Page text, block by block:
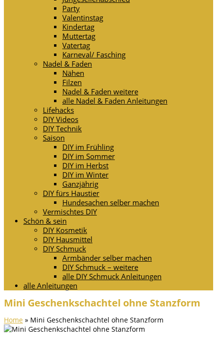
Party
Valentinstag
Kindertag
Muttertag
Vatertag
Karneval/ Fasching
Nadel & Faden
Nähen
Filzen
Nadel & Faden weitere
alle Nadel & Faden Anleitungen
Lifehacks
DIY Videos
DIY Technik
Saison
DIY im Frühling
DIY im Sommer
DIY im Herbst
DIY im Winter
Ganzjährig
DIY fürs Haustier
Hundesachen selber machen
Vermischtes DIY
Schön & sein
DIY Kosmetik
DIY Hausmittel
DIY Schmuck
Armbänder selber machen
DIY Schmuck – weitere
alle DIY Schmuck Anleitungen
alle Anleitungen
Mini Geschenkschachtel ohne Stanzform
Home » Mini Geschenkschachtel ohne Stanzform